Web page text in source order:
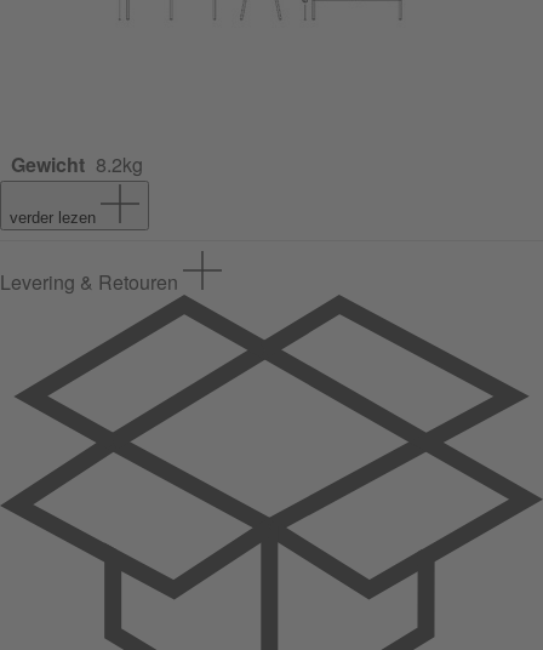
Gewicht 8.2kg
verder lezen
Levering & Retouren